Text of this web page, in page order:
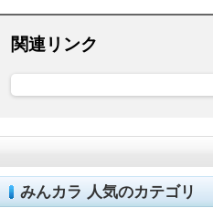
関連リンク
みんカラ 人気のカテゴリ